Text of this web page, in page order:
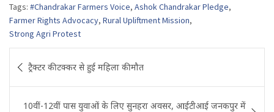
Tags: #Chandrakar Farmers Voice, Ashok Chandrakar Pledge,
Farmer Rights Advocacy, Rural Upliftment Mission,
Strong Agri Protest
navigation
ट्रैक्टर की टक्कर से हुई महिला की मौत
10वीं-12वीं पास युवाओं के लिए सुनहरा अवसर, आईटीआई जनकपुर में